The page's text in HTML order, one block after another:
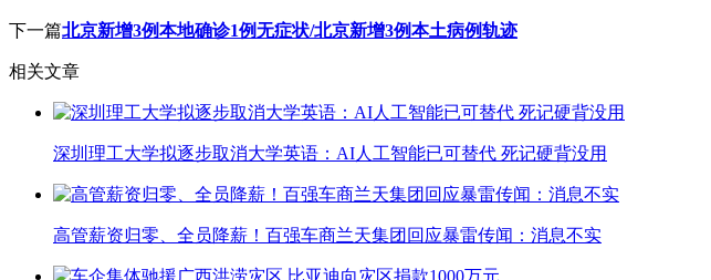
下一篇北京新增3例本地确诊1例无症状/北京新增3例本土病例轨迹
相关文章
深圳理工大学拟逐步取消大学英语：AI人工智能已可替代 死记硬背没用
高管薪资归零、全员降薪！百强车商兰天集团回应暴雷传闻：消息不实